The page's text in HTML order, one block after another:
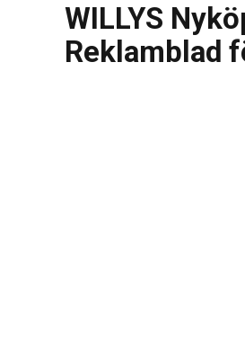
WILLYS
Reklamblad